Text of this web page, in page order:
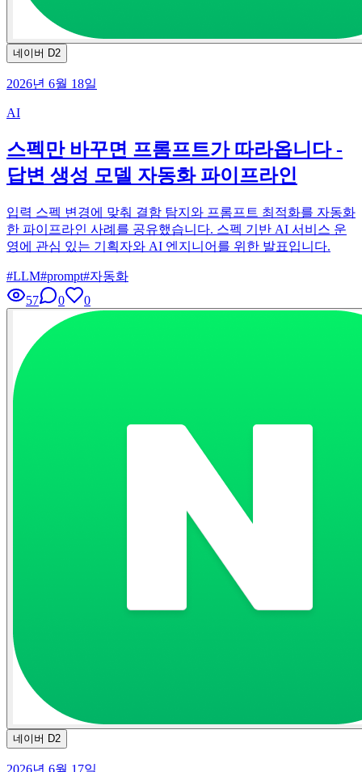
네이버 D2
2026년 6월 18일
AI
스펙만 바꾸면 프롬프트가 따라옵니다 -
답변 생성 모델 자동화 파이프라인
입력 스펙 변경에 맞춰 결함 탐지와 프롬프트 최적화를 자동화
한 파이프라인 사례를 공유했습니다. 스펙 기반 AI 서비스 운
영에 관심 있는 기획자와 AI 엔지니어를 위한 발표입니다.
#LLM#prompt#자동화
57
0 0
네이버 D2